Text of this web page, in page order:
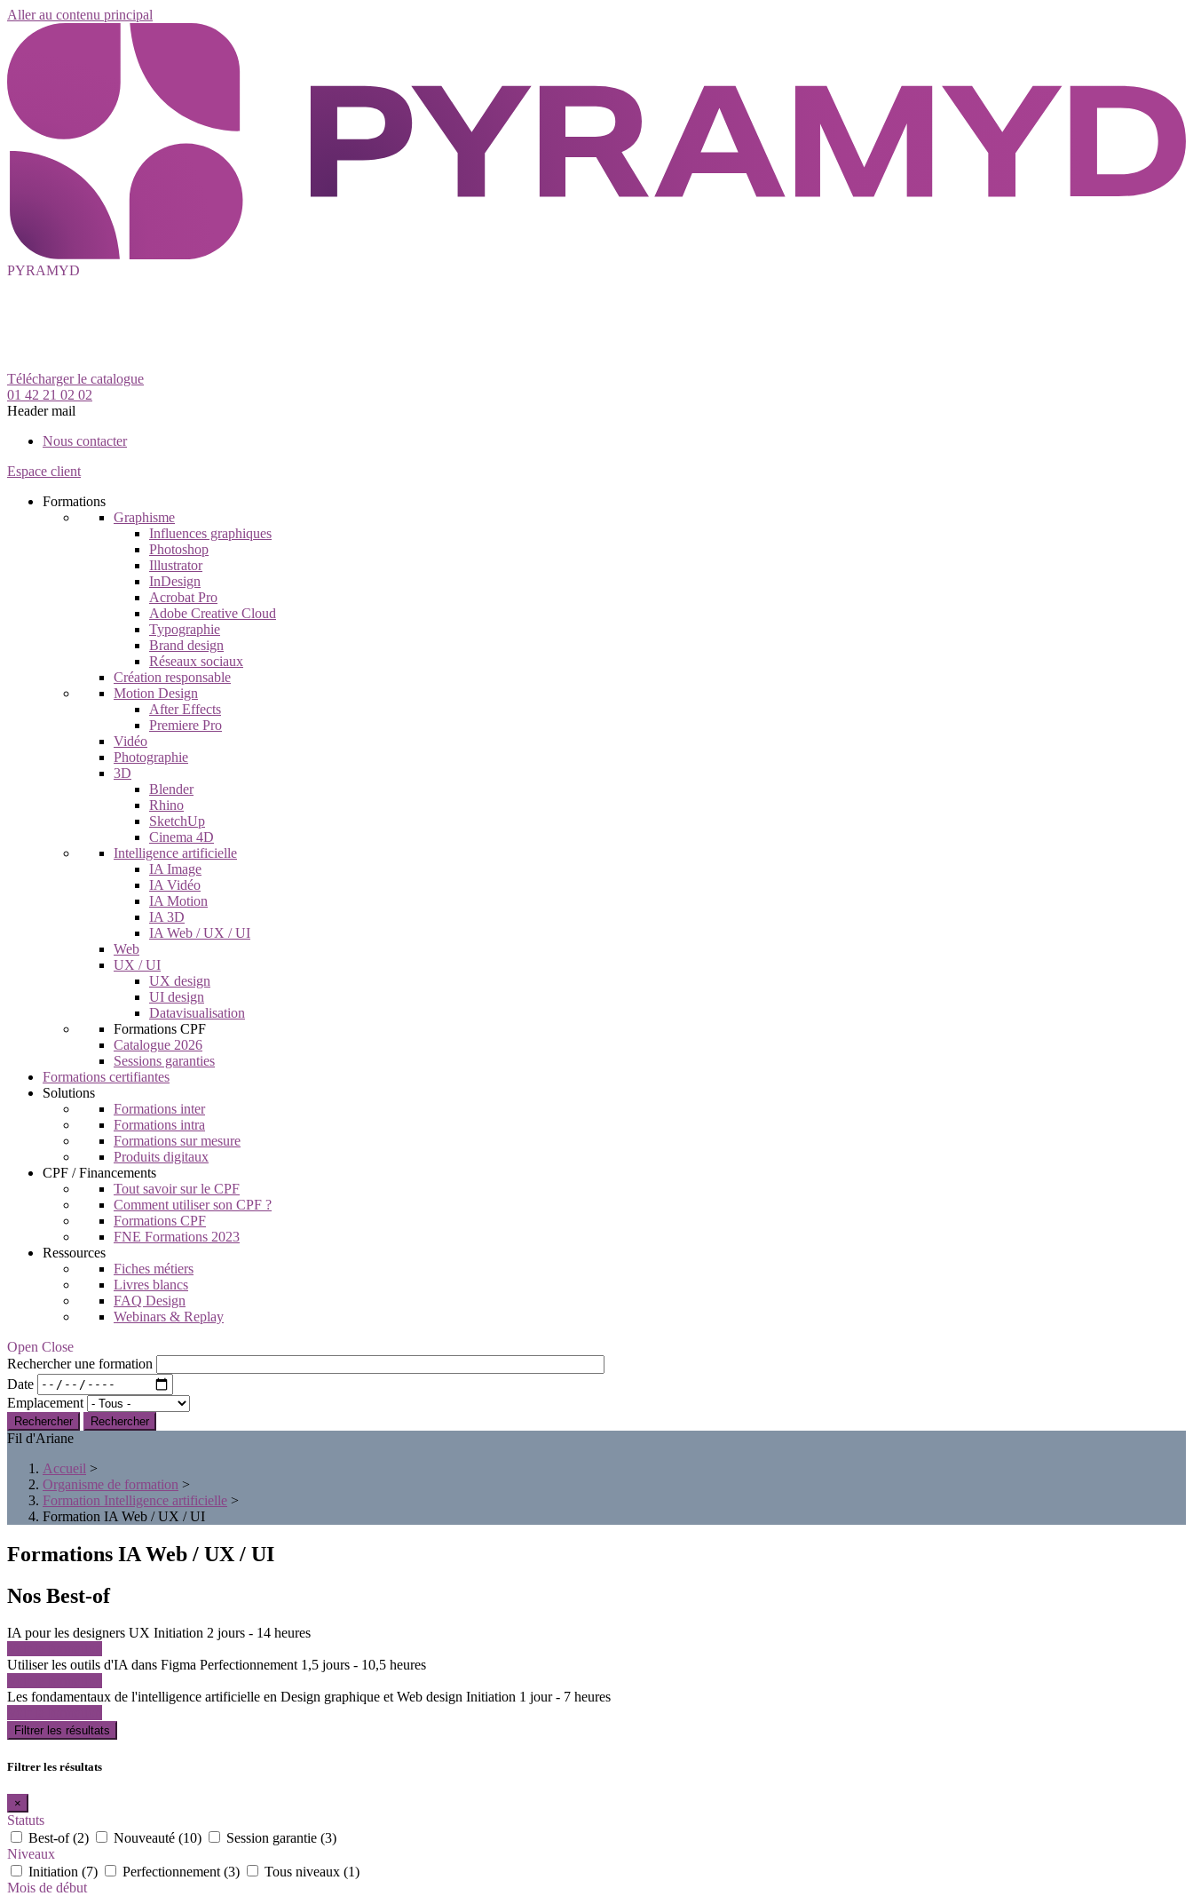
Aller au contenu principal
PYRAMYD
Télécharger le catalogue
01 42 21 02 02
Header mail
Nous contacter
Espace client
Formations
Graphisme
Influences graphiques
Photoshop
Illustrator
InDesign
Acrobat Pro
Adobe Creative Cloud
Typographie
Brand design
Réseaux sociaux
Création responsable
Motion Design
After Effects
Premiere Pro
Vidéo
Photographie
3D
Blender
Rhino
SketchUp
Cinema 4D
Intelligence artificielle
IA Image
IA Vidéo
IA Motion
IA 3D
IA Web / UX / UI
Web
UX / UI
UX design
UI design
Datavisualisation
Formations CPF
Catalogue 2026
Sessions garanties
Formations certifiantes
Solutions
Formations inter
Formations intra
Formations sur mesure
Produits digitaux
CPF / Financements
Tout savoir sur le CPF
Comment utiliser son CPF ?
Formations CPF
FNE Formations 2023
Ressources
Fiches métiers
Livres blancs
FAQ Design
Webinars & Replay
Open Close
Rechercher une formation
Date
Emplacement
Rechercher
Fil d'Ariane
Accueil >
Organisme de formation >
Formation Intelligence artificielle >
Formation IA Web / UX / UI
Formations IA Web / UX / UI
Nos Best-of
IA pour les designers UX Initiation 2 jours - 14 heures
Utiliser les outils d'IA dans Figma Perfectionnement 1,5 jours - 10,5 heures
Les fondamentaux de l'intelligence artificielle en Design graphique et Web design Initiation 1 jour - 7 heures
Filtrer les résultats
Filtrer les résultats
×
Statuts
Best-of (2)
Nouveauté (10)
Session garantie (3)
Niveaux
Initiation (7)
Perfectionnement (3)
Tous niveaux (1)
Mois de début